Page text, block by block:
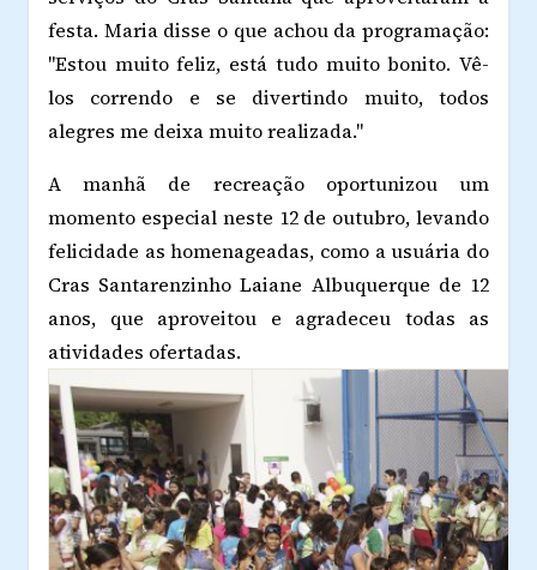
festa. Maria disse o que achou da programação:
"Estou muito feliz, está tudo muito bonito. Vê-
los correndo e se divertindo muito, todos
alegres me deixa muito realizada."
A manhã de recreação oportunizou um
momento especial neste 12 de outubro, levando
felicidade as homenageadas, como a usuária do
Cras Santarenzinho Laiane Albuquerque de 12
anos, que aproveitou e agradeceu todas as
atividades ofertadas.